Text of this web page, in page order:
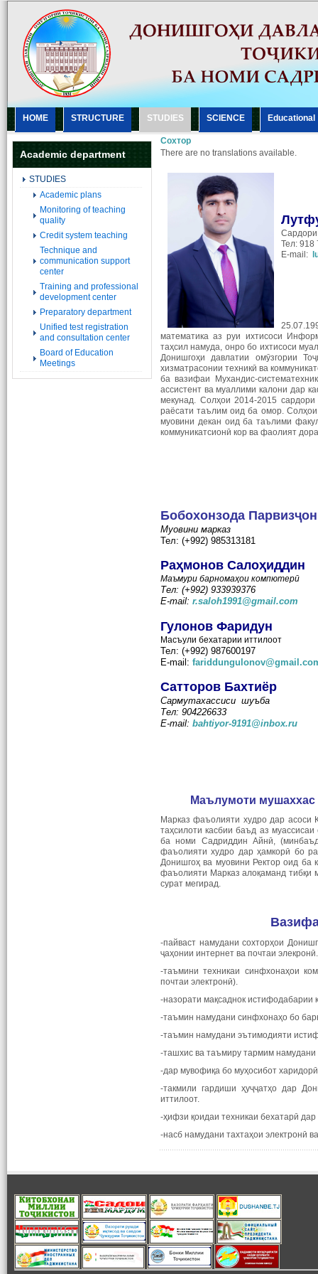
HOME STRUCTURE STUDIES SCIENCE Еducational
Academic department
STUDIES
Academic plans
Monitoring of teaching
quality
Credit system teaching
Technique and
communication support
center
Training and professional
development center
Preparatory department
Unified test registration
and consultation center
Board of Education
Meetings
Сохтор
There are no translations available.
Cардори
Тел: 918
E-mail:
математика аз руи ихтисоси
таҳсил намуда, онро бо ихтисоси
Донишгоҳи давлатии омӯзгории
хизматрасонии техникӣ ва
ба вазифаи Мухандис-
ассистент ва муаллими калони дар
мекунад. Солҳои 2014-2015 сардори
раёсати таълим оид ба омор.
муовини декан оид ба таълими
коммуникатсионӣ кор ва фаолият
Бобохонзода
Муовини марказ
Тел: (+992) 985313181
Раҳмонов Салоҳиддин
Маъмури барномаҳои компютерӣ
Тел: (+992) 933939376
E-mail: r.saloh1991@gmail.com
Гулонов Фаридун
Масъули бехатарии иттилоот
Тел: (+992) 987600197
E-mail:
Сатторов Бахтиёр
Сармутахассиси шуъба
Тел: 904226633
E-mail: bahtiyor-9191@inbox.ru
Маълумоти мушаххас
Марказ фаъолияти худро дар асоси
таҳсилоти касбии баъд аз
ба номи Садриддин Айнӣ,
фаъолияти худро дар ҳамкорӣ бо
Донишгоҳ ва муовини Ректор оид ба
фаъолияти Марказ алоқаманд тибқи
сурат мегирад.
-пайваст намудани сохторҳои
ҷаҳонии интернет ва почтаи элекронӣ.
-таъмини техникаи синфхонаҳои
почтаи электронӣ).
-назорати мақсаднок истифодабарии
-таъмин намудани синфхонаҳо бо
-таъмин намудани эътимодияти
-ташхис ва таъмиру тармим
-дар мувофиқа бо муҳосибот
-такмили гардиши ҳуҷҷатҳо дар
иттилоот.
-ҳифзи қоидаи техникаи бехатарӣ
-насб намудани тахтаҳои электронӣ